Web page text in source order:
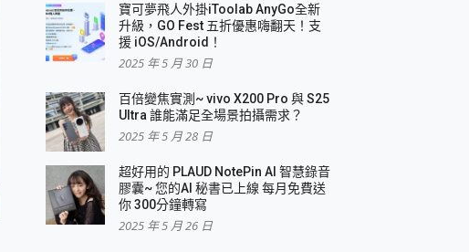
寶可夢飛人外掛iToolab AnyGo全新
升級，GO Fest 五折優惠嗨翻天！支
援 iOS/Android！
2025 年 5 月 30 日
百倍變焦實測~ vivo X200 Pro 與 S25
Ultra 誰能滿足全場景拍攝需求？
2025 年 5 月 28 日
超好用的 PLAUD NotePin AI 智慧錄音
膠囊~ 您的AI 秘書已上線 每月免費送
你 300分鐘轉寫
2025 年 5 月 26 日